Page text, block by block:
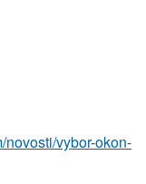
novosti/vybor-okon-